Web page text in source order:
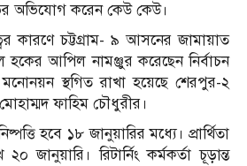
অভিযোগ করেন কেউ কেউ।
কারণে চট্টগ্রাম- ৯ আসনের জামায়াত
আপিল নামঞ্জুর করেছেন নির্বাচন
স্থগিত রাখা হয়েছে শেরপুর-২
ফাহিম চৌধুরীর।
হবে ১৮ জানুয়ারির মধ্যে। প্রার্থিতা
জানুয়ারি। রিটার্নিং কর্মকর্তা চূড়ান্ত